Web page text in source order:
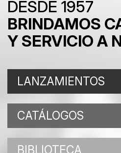
DESDE 1957
BRINDAMOS
Y SERVICIO A
LANZAMIENTOS
CATÁLOGOS
BIBLIOTECA